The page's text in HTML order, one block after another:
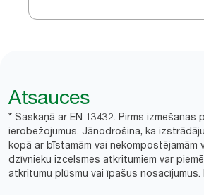
Atsauces
* Saskaņā ar EN 13432. Pirms
ierobežojumus. Jānodrošina, ka
kopā ar bīstamām vai nekompostējamām
dzīvnieku izcelsmes atkritumiem var
atkritumu plūsmu vai īpašus nosacījumus.